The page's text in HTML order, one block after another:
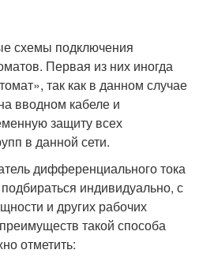
схемы подключения
Первая из них иногда
так как в данном случае
вводном кабеле и
защиту всех
в данной сети.
дифференциального тока
индивидуально, с
и других рабочих
такой способа
отметить: